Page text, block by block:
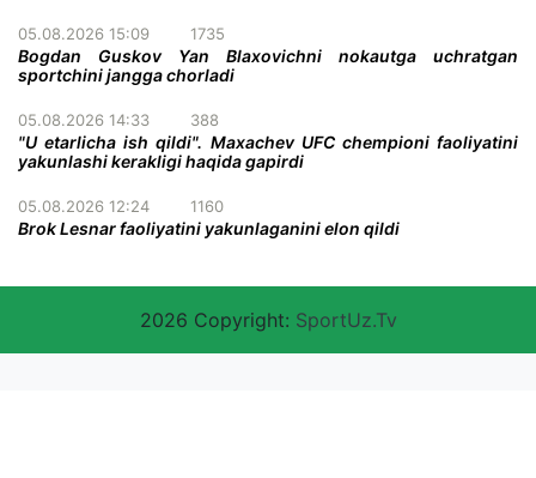
05.08.2026 15:09 1735
Bogdan Guskov Yan Blaxovichni nokautga uchratgan
sportchini jangga chorladi
05.08.2026 14:33 388
"U etarlicha ish qildi". Maxachev UFC chempioni faoliyatini
yakunlashi kerakligi haqida gapirdi
05.08.2026 12:24 1160
Brok Lesnar faoliyatini yakunlaganini elon qildi
2026 Copyright: SportUz.Tv